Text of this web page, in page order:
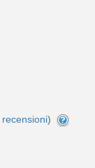
recensioni)